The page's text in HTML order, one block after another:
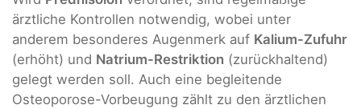
ärztliche Kontrollen notwendig, wobei unter
anderem besonderes Augenmerk auf Kalium-Zufuhr
(erhöht) und Natrium-Restriktion (zurückhaltend)
gelegt werden soll. Auch eine begleitende
Osteoporose-Vorbeugung zählt zu den ärztlichen